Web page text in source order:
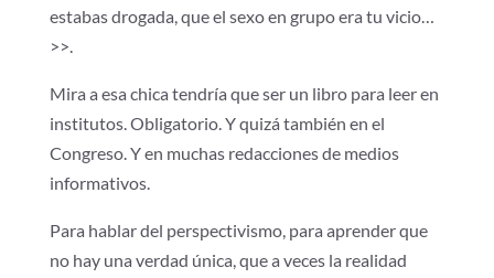
estabas drogada, que el sexo en grupo era tu vicio…
>>.
Mira a esa chica tendría que ser un libro para leer en
institutos. Obligatorio. Y quizá también en el
Congreso. Y en muchas redacciones de medios
informativos.
Para hablar del perspectivismo, para aprender que
no hay una verdad única, que a veces la realidad